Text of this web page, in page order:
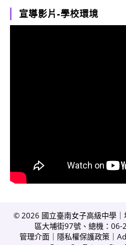
宣導影片-學校環境
© 2026 國立臺南女子高級中學
區大埔街97號、總機：06-
管理介面
隱私權保護政策 ｜